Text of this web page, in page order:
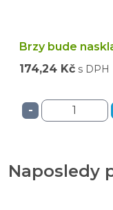
Brzy bude
174,24 Kč s DPH
-
Naposledy